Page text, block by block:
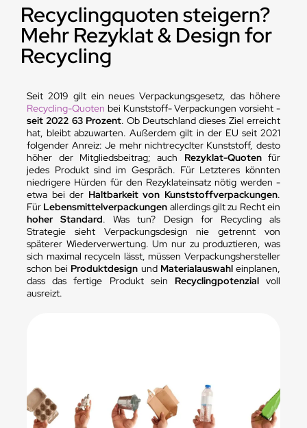
Recyclingquoten steigern?
Mehr Rezyklat & Design for
Recycling
Seit 2019 gilt ein neues Verpackungsgesetz, das höhere
Recycling-Quoten bei Kunststoff- Verpackungen vorsieht -
seit 2022 63 Prozent. Ob Deutschland dieses Ziel erreicht
hat, bleibt abzuwarten. Außerdem gilt in der EU seit 2021
folgender Anreiz: Je mehr nichtrecyclter Kunststoff, desto
höher der Mitgliedsbeitrag; auch Rezyklat-Quotenfür
jedes Produkt sind im Gespräch. Für Letzteres könnten
niedrigere Hürden für den Rezyklateinsatz nötig werden -
etwa bei der Haltbarkeit von Kunststoffverpackungen.
Für Lebensmittelverpackungen allerdings gilt zu Recht ein
hoher Standard. Was tun? Design for Recycling als
Strategie sieht Verpackungsdesign nie getrennt von
späterer Wiederverwertung. Um nur zu produztieren, was
sich maximal recyceln lässt, müssen Verpackungshersteller
schon bei Produktdesign und Materialauswahl einplanen,
dass das fertige Produkt sein Recyclingpotenzialvoll
ausreizt.